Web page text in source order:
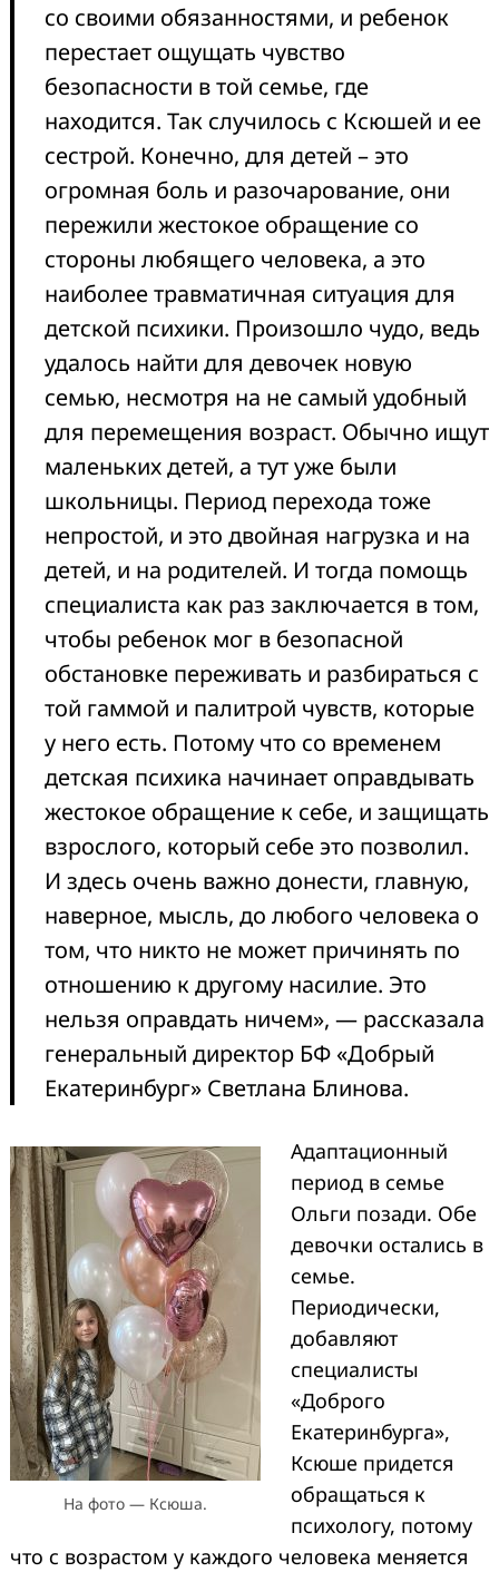
со своими обязанностями, и ребенок
перестает ощущать чувство
безопасности в той семье, где
находится. Так случилось с Ксюшей и ее
сестрой. Конечно, для детей – это
огромная боль и разочарование, они
пережили жестокое обращение со
стороны любящего человека, а это
наиболее травматичная ситуация для
детской психики. Произошло чудо, ведь
удалось найти для девочек новую
семью, несмотря на не самый удобный
для перемещения возраст. Обычно ищут
маленьких детей, а тут уже были
школьницы. Период перехода тоже
непростой, и это двойная нагрузка и на
детей, и на родителей. И тогда помощь
специалиста как раз заключается в том,
чтобы ребенок мог в безопасной
обстановке переживать и разбираться с
той гаммой и палитрой чувств, которые
у него есть. Потому что со временем
детская психика начинает оправдывать
жестокое обращение к себе, и защищать
взрослого, который себе это позволил.
И здесь очень важно донести, главную,
наверное, мысль, до любого человека о
том, что никто не может причинять по
отношению к другому насилие. Это
нельзя оправдать ничем», — рассказала
генеральный директор БФ «Добрый
Екатеринбург» Светлана Блинова.
На фото — Ксюша.
Адаптационный
период в семье
Ольги позади. Обе
девочки остались в
семье.
Периодически,
добавляют
специалисты
«Доброго
Екатеринбурга»,
Ксюше придется
обращаться к
психологу, потому
что с возрастом у каждого человека меняется